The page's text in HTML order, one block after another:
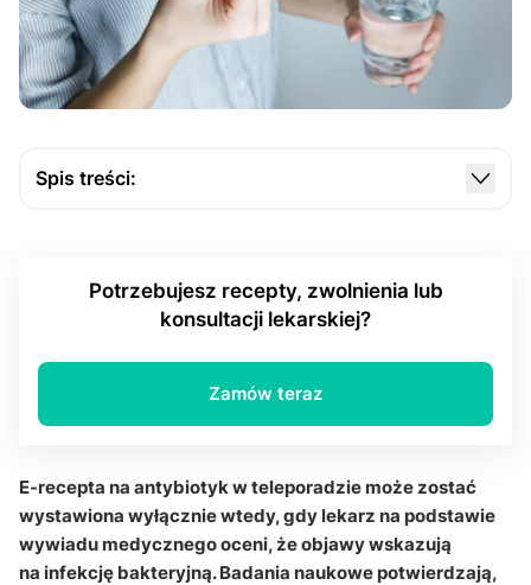
Spis treści:
Kiedy teleporada wystarcza, a kiedy potrzebne są
Potrzebujesz recepty, zwolnienia lub
konsultacji lekarskiej?
Zamów teraz
E-recepta na antybiotyk w teleporadzie może zostać
wystawiona wyłącznie wtedy, gdy lekarz na podstawie
wywiadu medycznego oceni, że objawy wskazują
na infekcję bakteryjną. Badania naukowe potwierdzają,